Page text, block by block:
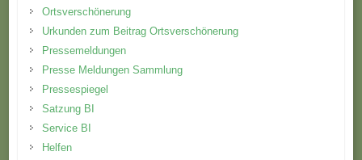
Ortsverschönerung
Urkunden zum Beitrag Ortsverschönerung
Pressemeldungen
Presse Meldungen Sammlung
Pressespiegel
Satzung BI
Service BI
Helfen